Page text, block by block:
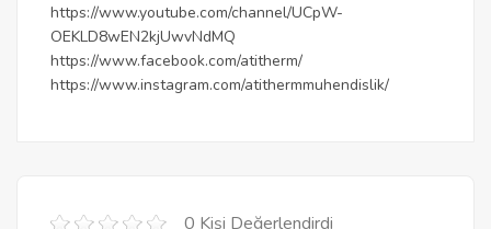
https://www.youtube.com/channel/UCpW-
OEKLD8wEN2kjUwvNdMQ
https://www.facebook.com/atitherm/
https://www.instagram.com/atithermmuhendislik/
0 Kişi Değerlendirdi